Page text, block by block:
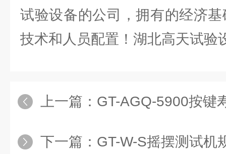
试验设备的公司，拥有的经济
技术和人员配置！湖北高天试验
上一篇： GT-AGQ-5900按键
下一篇： GT-W-S摇摆测试机